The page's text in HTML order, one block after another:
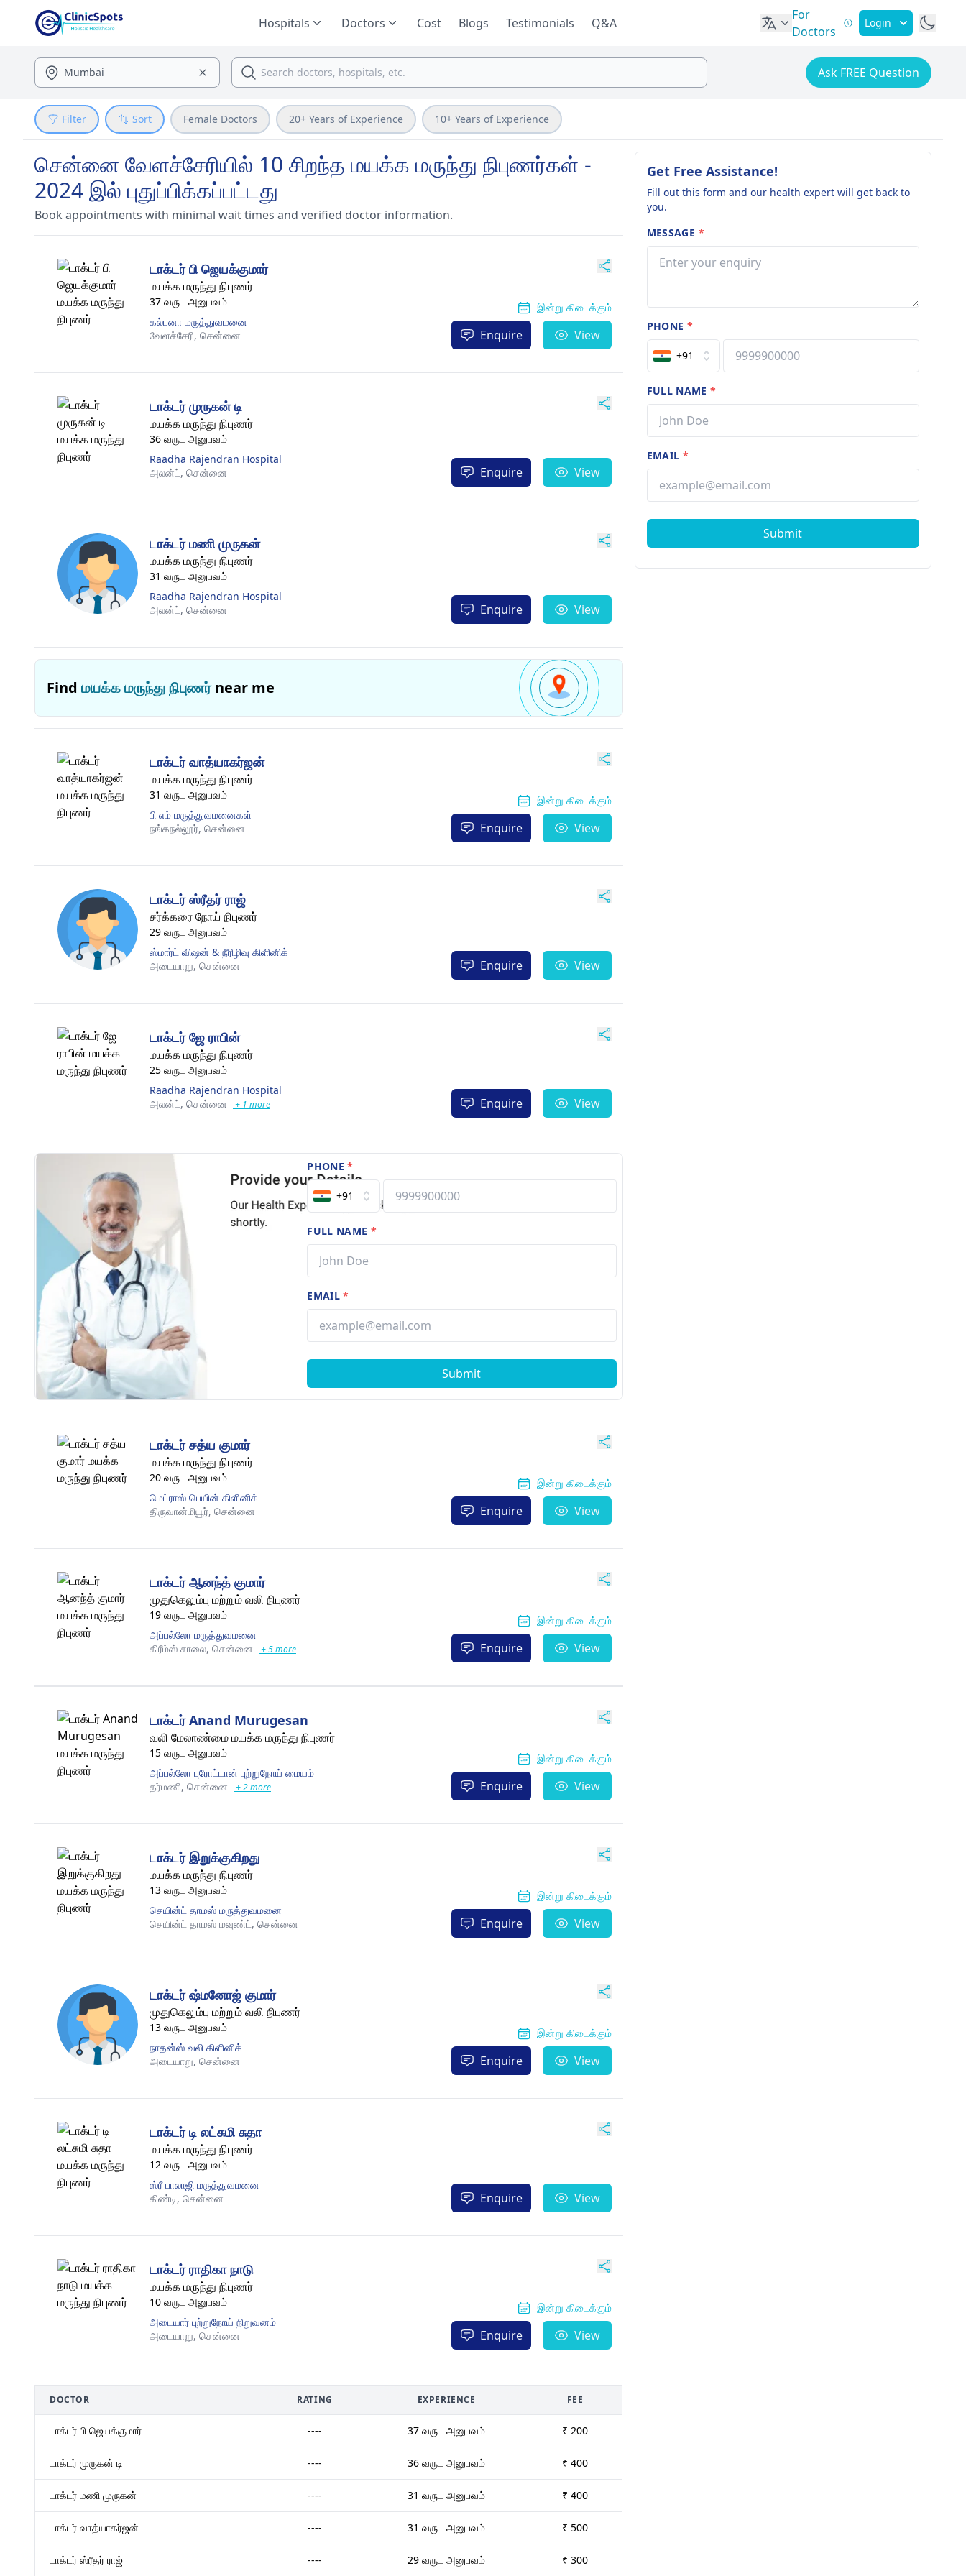
Hospitals Doctors Cost Blogs Testimonials Q&A
For
Doctors
Login
Ask FREE Question
Filter Sort Female Doctors 20+ Years of Experience 10+ Years of Experience
சென்னை வேளச்சேரியில் 10 சிறந்த மயக்க மருந்து நிபுணர்கள் -
2024 இல் புதுப்பிக்கப்பட்டது
Book appointments with minimal wait times and verified doctor information.
டாக்டர் பி ஜெயக்குமார்
மயக்க மருந்து நிபுணர்
37 வருட அனுபவம்
கல்பனா மருத்துவமனை
வேளச்சேரி, சென்னை
இன்று கிடைக்கும்
Enquire View
டாக்டர் முருகன் டி
மயக்க மருந்து நிபுணர்
36 வருட அனுபவம்
Raadha Rajendran Hospital
அலன்ட், சென்னை Enquire View
டாக்டர் மணி முருகன்
மயக்க மருந்து நிபுணர்
31 வருட அனுபவம்
Raadha Rajendran Hospital
அலன்ட், சென்னை Enquire View
Find மயக்க மருந்து நிபுணர்near me
டாக்டர் வாத்யாகர்ஜன்
மயக்க மருந்து நிபுணர்
31 வருட அனுபவம்
பி எம் மருத்துவமனைகள்
நங்கநல்லூர், சென்னை
இன்று கிடைக்கும்
Enquire View
டாக்டர் ஸ்ரீதர் ராஜ்
சர்க்கரை நோய் நிபுணர்
29 வருட அனுபவம்
ஸ்மார்ட் விஷன் & நீரிழிவு கிளினிக்
அடையாறு, சென்னை Enquire View
டாக்டர் ஜே ராபின்
மயக்க மருந்து நிபுணர்
25 வருட அனுபவம்
Raadha Rajendran Hospital
அலன்ட், சென்னை + 1 more Enquire View
PHONE*
+91
FULL NAME *
EMAIL*
Submit
டாக்டர் சத்ய குமார்
மயக்க மருந்து நிபுணர்
20 வருட அனுபவம்
மெட்ராஸ் பெயின் கிளினிக்
திருவான்மியூர், சென்னை
இன்று கிடைக்கும்
Enquire View
டாக்டர் ஆனந்த் குமார்
முதுகெலும்பு மற்றும் வலி நிபுணர்
19 வருட அனுபவம்
அப்பல்லோ மருத்துவமனை
கிரீம்ஸ் சாலை, சென்னை + 5 more
இன்று கிடைக்கும்
Enquire View
டாக்டர் Anand Murugesan
வலி மேலாண்மை மயக்க மருந்து நிபுணர்
15 வருட அனுபவம்
அப்பல்லோ புரோட்டான் புற்றுநோய் மையம்
தர்மணி, சென்னை + 2 more
இன்று கிடைக்கும்
Enquire View
டாக்டர் இறுக்குகிறது
மயக்க மருந்து நிபுணர்
13 வருட அனுபவம்
செயின்ட் தாமஸ் மருத்துவமனை
செயின்ட் தாமஸ் மவுண்ட், சென்னை
இன்று கிடைக்கும்
Enquire View
டாக்டர் ஷ்மனோஜ் குமார்
முதுகெலும்பு மற்றும் வலி நிபுணர்
13 வருட அனுபவம்
நாதன்ஸ் வலி கிளினிக்
அடையாறு, சென்னை
இன்று கிடைக்கும்
Enquire View
டாக்டர் டி லட்சுமி சுதா
மயக்க மருந்து நிபுணர்
12 வருட அனுபவம்
ஸ்ரீ பாலாஜி மருத்துவமனை
கிண்டி, சென்னை Enquire View
டாக்டர் ராதிகா நாடு
மயக்க மருந்து நிபுணர்
10 வருட அனுபவம்
அடையார் புற்றுநோய் நிறுவனம்
அடையாறு, சென்னை
இன்று கிடைக்கும்
Enquire View
DOCTOR RATING EXPERIENCE FEE
டாக்டர் பி ஜெயக்குமார் ---- 37 வருட அனுபவம் ₹ 200
டாக்டர் முருகன் டி ---- 36 வருட அனுபவம் ₹ 400
டாக்டர் மணி முருகன் ---- 31 வருட அனுபவம் ₹ 400
டாக்டர் வாத்யாகர்ஜன் ---- 31 வருட அனுபவம் ₹ 500
டாக்டர் ஸ்ரீதர் ராஜ் ---- 29 வருட அனுபவம் ₹ 300
Get Free Assistance!
Fill out this form and our health expert will get back to
you.
MESSAGE *
PHONE *
+91
FULL NAME*
EMAIL *
Submit